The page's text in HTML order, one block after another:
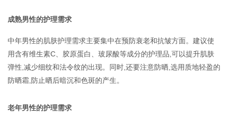
成熟男性的护理需求
中年男性的肌肤护理需求主要集中在预防衰老和抗皱方面。建议使
用含有维生素C、胶原蛋白、玻尿酸等成分的护理品,可以提升肌肤
弹性,减少细纹和法令纹的出现。同时,还要注意防晒,选用质地轻盈的
防晒霜,防止晒后暗沉和色斑的产生。
老年男性的护理需求